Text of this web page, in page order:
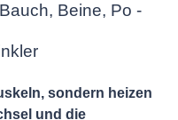
Beine, Po -
sondern heizen
und die